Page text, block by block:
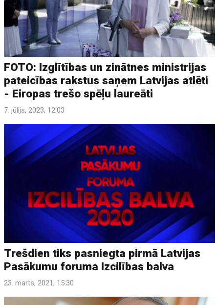
FOTO: Izglītības un zinātnes ministrijas
pateicības rakstus saņem Latvijas atlēti
- Eiropas trešo spēļu laureāti
7. jūlijs, 2023, 12:03
Trešdien tiks pasniegta pirmā Latvijas
Pasākumu foruma Izcilības balva
23. marts, 2021, 15:30